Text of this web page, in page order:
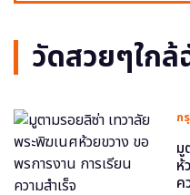
วัดสวยๆใกล้
ก
มู
ห้
ค